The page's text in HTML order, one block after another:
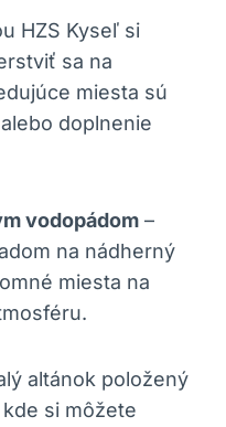
HZS Kyseľ si
sa na
miesta sú
doplnenie
vodopádom –
na nádherný
miesta na
altánok položený
si môžete